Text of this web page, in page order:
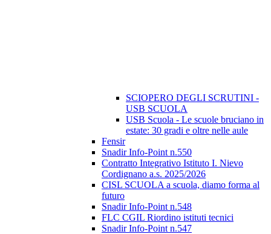
SCIOPERO DEGLI SCRUTINI -
USB SCUOLA
USB Scuola - Le scuole bruciano in
estate: 30 gradi e oltre nelle aule
Fensir
Snadir Info-Point n.550
Contratto Integrativo Istituto I. Nievo
Cordignano a.s. 2025/2026
CISL SCUOLA a scuola, diamo forma al
futuro
Snadir Info-Point n.548
FLC CGIL Riordino istituti tecnici
Snadir Info-Point n.547